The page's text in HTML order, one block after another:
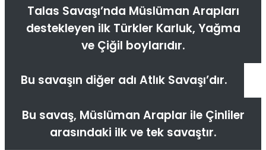
Talas Savaşı’nda Müslüman Arapları
destekleyen ilk Türkler Karluk, Yağma
ve Çiğil boylarıdır.
Bu savaşın diğer adı Atlık Savaşı’dır.
Bu savaş, Müslüman Araplar ile Çinliler
arasındaki ilk ve tek savaştır.